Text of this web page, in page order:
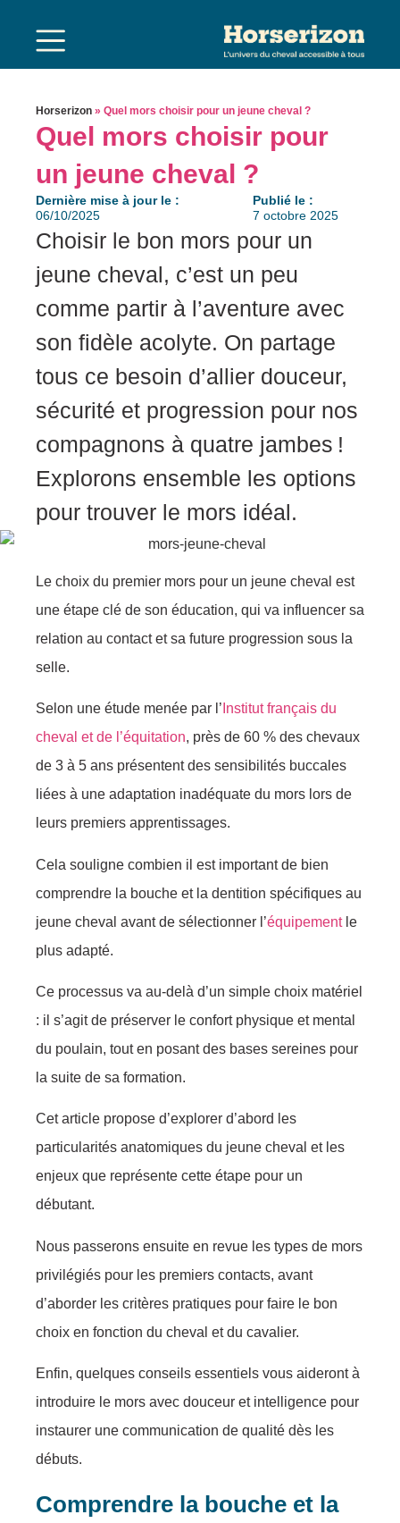
Horserizon » Quel mors choisir pour un jeune cheval ?
Quel mors choisir pour
un jeune cheval ?
Dernière mise à jour le :
06/10/2025
Publié le :
7 octobre 2025
Choisir le bon mors pour un
jeune cheval, c’est un peu
comme partir à l’aventure avec
son fidèle acolyte. On partage
tous ce besoin d’allier douceur,
sécurité et progression pour nos
compagnons à quatre jambes !
Explorons ensemble les options
pour trouver le mors idéal.
Le choix du premier mors pour un jeune cheval est
une étape clé de son éducation, qui va influencer sa
relation au contact et sa future progression sous la
selle.
Selon une étude menée par l’ Institut français du
cheval et de l’équitation, près de 60 % des chevaux
de 3 à 5 ans présentent des sensibilités buccales
liées à une adaptation inadéquate du mors lors de
leurs premiers apprentissages.
Cela souligne combien il est important de bien
comprendre la bouche et la dentition spécifiques au
jeune cheval avant de sélectionner l’équipementle
plus adapté.
Ce processus va au-delà d’un simple choix matériel
: il s’agit de préserver le confort physique et mental
du poulain, tout en posant des bases sereines pour
la suite de sa formation.
Cet article propose d’explorer d’abord les
particularités anatomiques du jeune cheval et les
enjeux que représente cette étape pour un
débutant.
Nous passerons ensuite en revue les types de mors
privilégiés pour les premiers contacts, avant
d’aborder les critères pratiques pour faire le bon
choix en fonction du cheval et du cavalier.
Enfin, quelques conseils essentiels vous aideront à
introduire le mors avec douceur et intelligence pour
instaurer une communication de qualité dès les
débuts.
Comprendre la bouche et la